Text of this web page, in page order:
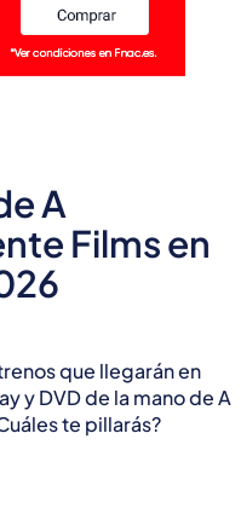
A
Films en
que llegarán en
y DVD de la mano de A
te pillarás?